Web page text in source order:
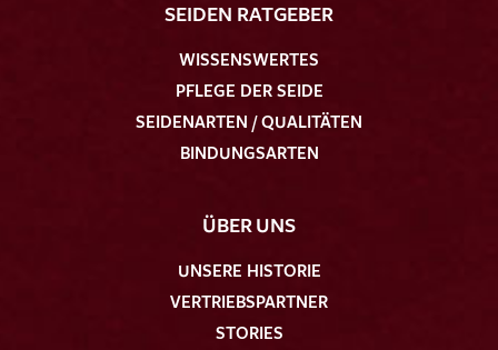
SEIDEN RATGEBER
WISSENSWERTES
PFLEGE DER SEIDE
SEIDENARTEN / QUALITÄTEN
BINDUNGSARTEN
ÜBER UNS
UNSERE HISTORIE
VERTRIEBSPARTNER
STORIES